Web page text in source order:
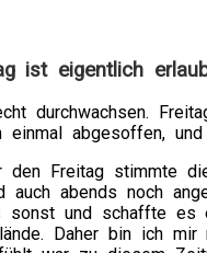
ist eigentlich
durchwachsen.
abgesoffen,
den Freitag stimmte
auch abends noch
sonst und schaffte es
Daher bin ich